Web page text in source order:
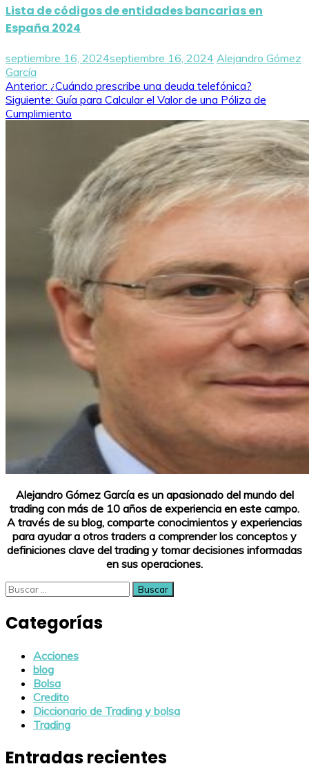
Lista de códigos de entidades bancarias en
España 2024
septiembre 16, 2024septiembre 16, 2024 Alejandro Gómez
García
Navegación
de
Anterior: ¿Cuándo prescribe una deuda telefónica?
Siguiente: Guía para Calcular el Valor de una Póliza de
Cumplimiento
Alejandro Gómez García es un apasionado del mundo del
trading con más de 10 años de experiencia en este campo.
A través de su blog, comparte conocimientos y experiencias
para ayudar a otros traders a comprender los conceptos y
definiciones clave del trading y tomar decisiones informadas
en sus operaciones.
Buscar:
Categorías
Acciones
blog
Bolsa
Credito
Diccionario de Trading y bolsa
Trading
Entradas recientes